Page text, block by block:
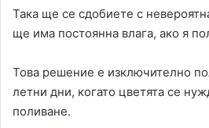
Така ще се сдобиете с
ще има постоянна влага, ако я
Това решение е изключително
летни дни, когато цветята се
поливане.